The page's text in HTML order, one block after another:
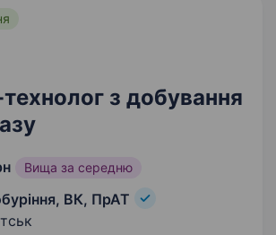
з добування
Вища за середню
ВК, ПрАТ